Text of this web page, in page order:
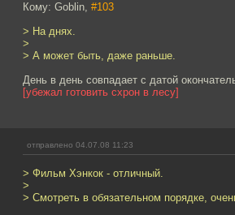
Кому: Goblin, #103
> На днях.
>
> А может быть, даже раньше.
День в день совпадает с датой
[убежал готовить схрон в лесу]
отправлено 04.07.08 11:23
> Фильм Хэнкок - отличный.
>
> Смотреть в обязательном порядке,